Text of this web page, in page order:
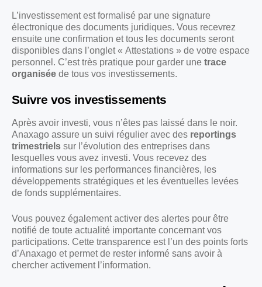
L’investissement est formalisé par une signature
électronique des documents juridiques. Vous recevrez
ensuite une confirmation et tous les documents seront
disponibles dans l’onglet « Attestations » de votre espace
personnel. C’est très pratique pour garder une trace
organisée de tous vos investissements.
Suivre vos investissements
Après avoir investi, vous n’êtes pas laissé dans le noir.
Anaxago assure un suivi régulier avec des reportings
trimestriels sur l’évolution des entreprises dans
lesquelles vous avez investi. Vous recevez des
informations sur les performances financières, les
développements stratégiques et les éventuelles levées
de fonds supplémentaires.
Vous pouvez également activer des alertes pour être
notifié de toute actualité importante concernant vos
participations. Cette transparence est l’un des points forts
d’Anaxago et permet de rester informé sans avoir à
chercher activement l’information.